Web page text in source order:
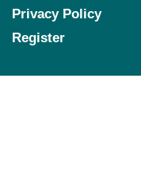
Privacy Policy
Register